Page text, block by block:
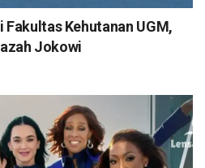
Fakultas Kehutanan UGM,
Jokowi